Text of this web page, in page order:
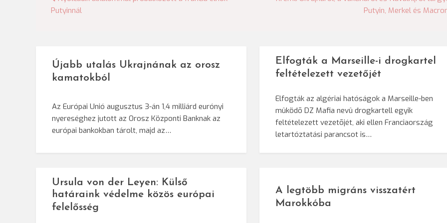
navigáció
Putyinnál
Putyin, Merkel és
Újabb utalás Ukrajnának az orosz
kamatokból
Az Európai Unió augusztus 3-án 1,4 milliárd eurónyi
nyereséghez jutott az Orosz Központi Banknak az
európai bankokban tárolt, majd az…
Elfogták a Marseille-i drogkartel
feltételezett vezetőjét
Elfogták az algériai hatóságok a Marseille-ben
mûködõ DZ Mafia nevû drogkartell egyik
feltételezett vezetõjét, aki ellen Franciaország
letartóztatási parancsot is…
Ursula von der Leyen: Külső
határaink védelme közös európai
felelősség
A legtöbb migráns visszatért
Marokkóba